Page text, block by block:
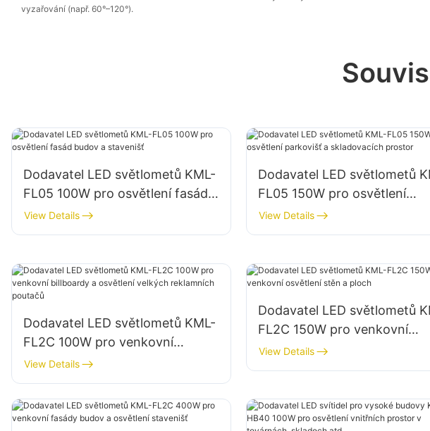
vyzařování (např. 60°–120°).
Dodavatel LED světlometů KML-
FL05 100W pro osvětlení fasád
budov a stavenišť
View Details
Dodavatel LED světlometů
FL05 150W pro osvětlení
parkovišť a skladovacích
View Details
Dodavatel LED světlometů KML-
FL2C 100W pro venkovní
billboardy a osvětlení velkých
reklamních poutačů
View Details
Dodavatel LED světlometů
FL2C 150W pro venkovní
osvětlení stěn a ploch
View Details